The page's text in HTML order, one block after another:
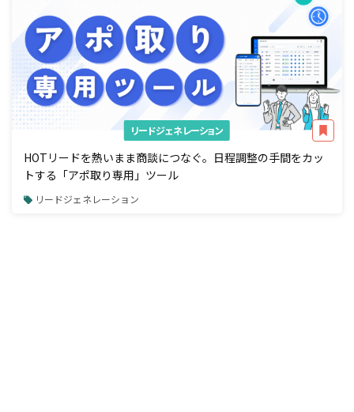
リードジェネレーション
HOTリードを熱いまま商談につなぐ。日程調整の手間をカッ
トする「アポ取り専用」ツール
リードジェネレーション